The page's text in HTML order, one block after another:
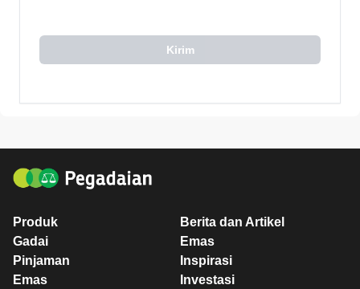
Kirim
Produk
Gadai
Pinjaman
Emas
Berita dan Artikel
Emas
Inspirasi
Investasi